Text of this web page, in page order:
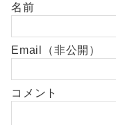
名前
Email（非公開）
コメント